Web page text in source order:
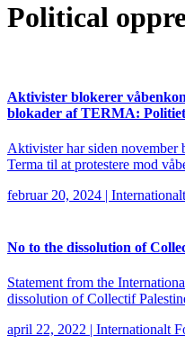
Political
Aktivister blokerer
blokader af TERMA:
Aktivister har siden november
Terma til at protestere mod
februar 20, 2024 |
No to the dissolution of
Statement from the
dissolution of Collectif
april 22, 2022 | Internationalt